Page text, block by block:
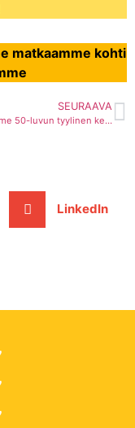
matkaamme kohti
SEURAAVA
Unelmiemme 50-luvun tyylinen keltainen keittiö on valmis!
LinkedIn